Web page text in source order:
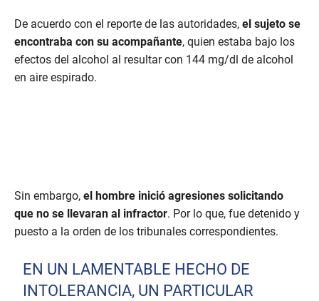
De acuerdo con el reporte de las autoridades, el sujeto se
encontraba con su acompañante, quien estaba bajo los
efectos del alcohol al resultar con 144 mg/dl de alcohol
en aire espirado.
Sin embargo, el hombre inició agresiones solicitando
que no se llevaran al infractor. Por lo que, fue detenido y
puesto a la orden de los tribunales correspondientes.
EN UN LAMENTABLE HECHO DE
INTOLERANCIA, UN PARTICULAR